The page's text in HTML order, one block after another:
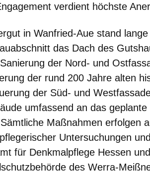
verdient höchste
in Wanfried-Aue stand
das Dach des
der Nord- und
der rund 200 Jahre alten
der Süd- und
umfassend an das
Maßnahmen erfolgen
Untersuchungen
für Denkmalpflege Hessen
des Werra-